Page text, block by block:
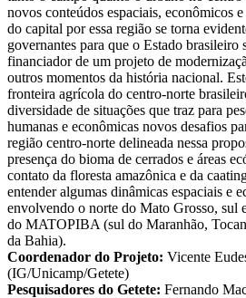
novos conteúdos espaciais, econômicos
do capital por essa região se torna
governantes para que o Estado brasileiro
financiador de um projeto de
outros momentos da história nacional.
fronteira agrícola do centro-norte
diversidade de situações que traz para
humanas e econômicas novos desafios
região centro-norte delineada nessa
presença do bioma de cerrados e áreas
contato da floresta amazônica e da
entender algumas dinâmicas espaciais e
envolvendo o norte do Mato Grosso, sul
do MATOPIBA (sul do Maranhão,
da Bahia).
Coordenador do Projeto: Vicente
(IG/Unicamp/Getete)
Pesquisadores do Getete: Fernando